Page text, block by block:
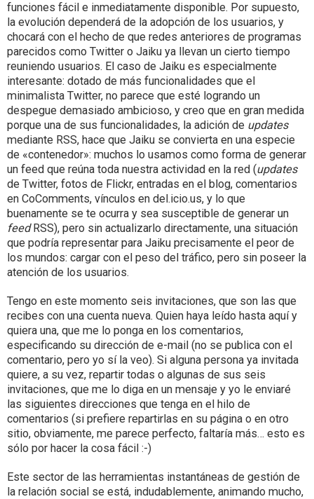
funciones fácil e inmediatamente disponible. Por supuesto,
la evolución dependerá de la adopción de los usuarios, y
chocará con el hecho de que redes anteriores de programas
parecidos como Twitter o Jaiku ya llevan un cierto tiempo
reuniendo usuarios. El caso de Jaiku es especialmente
interesante: dotado de más funcionalidades que el
minimalista Twitter, no parece que esté logrando un
despegue demasiado ambicioso, y creo que en gran medida
porque una de sus funcionalidades, la adición de updates
mediante RSS, hace que Jaiku se convierta en una especie
de «contenedor»: muchos lo usamos como forma de generar
un feed que reúna toda nuestra actividad en la red (updates
de Twitter, fotos de Flickr, entradas en el blog, comentarios
en CoComments, vínculos en del.icio.us, y lo que
buenamente se te ocurra y sea susceptible de generar un
feedRSS), pero sin actualizarlo directamente, una situación
que podría representar para Jaiku precisamente el peor de
los mundos: cargar con el peso del tráfico, pero sin poseer la
atención de los usuarios.
Tengo en este momento seis invitaciones, que son las que
recibes con una cuenta nueva. Quien haya leído hasta aquí y
quiera una, que me lo ponga en los comentarios,
especificando su dirección de e-mail (no se publica con el
comentario, pero yo sí la veo). Si alguna persona ya invitada
quiere, a su vez, repartir todas o algunas de sus seis
invitaciones, que me lo diga en un mensaje y yo le enviaré
las siguientes direcciones que tenga en el hilo de
comentarios (si prefiere repartirlas en su página o en otro
sitio, obviamente, me parece perfecto, faltaría más… esto es
sólo por hacer la cosa fácil :-)
Este sector de las herramientas instantáneas de gestión de
la relación social se está, indudablemente, animando mucho,